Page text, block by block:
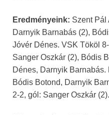
Eredményeink: Szent Pál
Darnyik Barnabás (2),
Jóvér Dénes. VSK Tököl
Sanger Oszkár (2), Bódis
Dénes, Darnyik
Bódis Botond, Darnyik
2-2, gól: Sanger Oszkár (2).